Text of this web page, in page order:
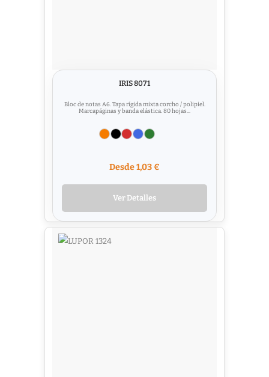
IRIS 8071
Bloc de notas A6. Tapa rígida mixta corcho / polipiel.
Marcapáginas y banda elástica. 80 hojas...
Desde 1,03 €
Ver Detalles